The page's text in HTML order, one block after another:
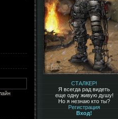
СТАЛКЕР!
Я всегда рад видеть
еще одну живую душу!
Но я незнаю кто ты?
Регистрация
Вход!